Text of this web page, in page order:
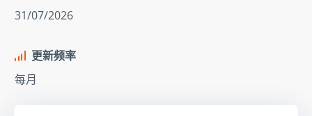
31/07/2026
更新频率
每月